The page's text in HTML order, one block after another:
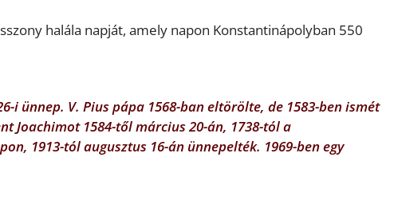
halála napját, amely napon Konstantinápolyban 550
i ünnep. V. Pius pápa 1568-ban eltörölte, de 1583-ben ismét
Joachimot 1584-től március 20-án, 1738-tól a
1913-tól augusztus 16-án ünnepelték. 1969-ben egy